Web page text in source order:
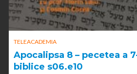
TELEACADEMIA
Apocalipsa 8 – pecetea a
biblice s06.e10